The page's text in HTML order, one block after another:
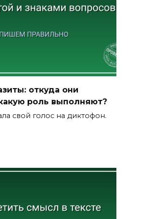
откуда они
роль выполняют?
свой голос на диктофон.